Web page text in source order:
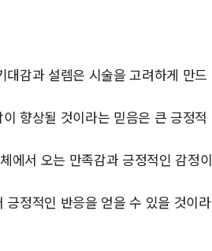
감과 설렘은 시술을 고려하게 만드
향상될 것이라는 믿음은 큰 긍정적
에서 오는 만족감과 긍정적인 감정이
정적인 반응을 얻을 수 있을 것이라